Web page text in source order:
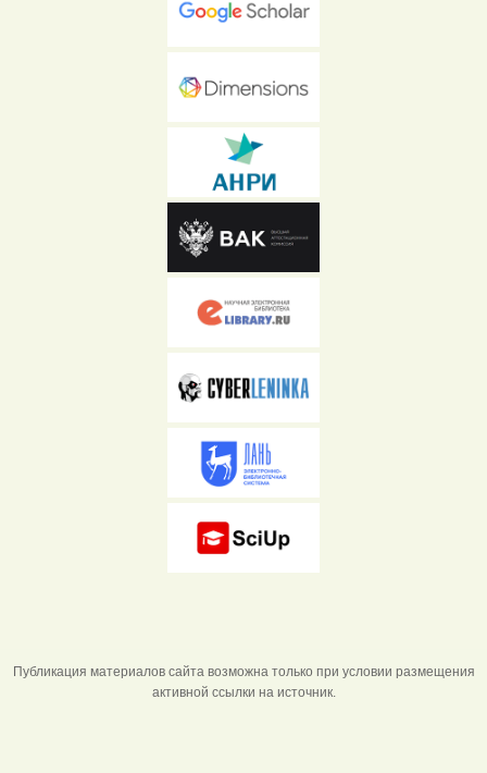
Публикация материалов сайта возможна только при условии размещения
активной ссылки на источник.